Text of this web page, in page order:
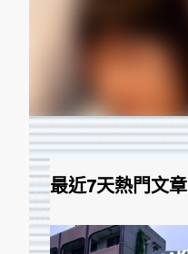
最近7天熱門文章